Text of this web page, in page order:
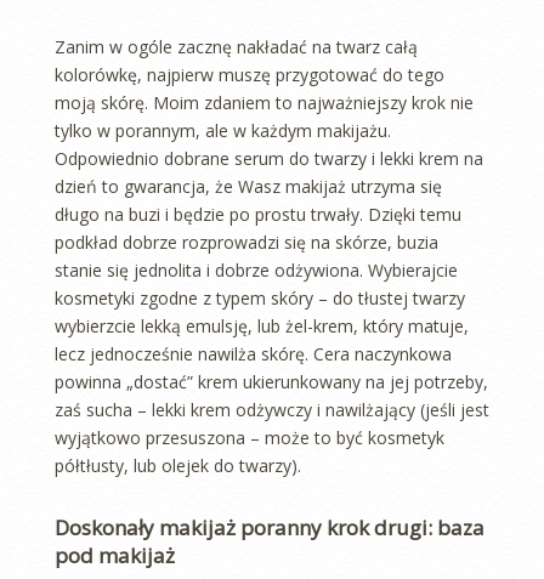
Zanim w ogóle zacznę nakładać na twarz całą
kolorówkę, najpierw muszę przygotować do tego
moją skórę. Moim zdaniem to najważniejszy krok nie
tylko w porannym, ale w każdym makijażu.
Odpowiednio dobrane serum do twarzy i lekki krem na
dzień to gwarancja, że Wasz makijaż utrzyma się
długo na buzi i będzie po prostu trwały. Dzięki temu
podkład dobrze rozprowadzi się na skórze, buzia
stanie się jednolita i dobrze odżywiona. Wybierajcie
kosmetyki zgodne z typem skóry – do tłustej twarzy
wybierzcie lekką emulsję, lub żel-krem, który matuje,
lecz jednocześnie nawilża skórę. Cera naczynkowa
powinna „dostać” krem ukierunkowany na jej potrzeby,
zaś sucha – lekki krem odżywczy i nawilżający (jeśli jest
wyjątkowo przesuszona – może to być kosmetyk
półtłusty, lub olejek do twarzy).
Doskonały makijaż poranny krok drugi: baza
pod makijaż